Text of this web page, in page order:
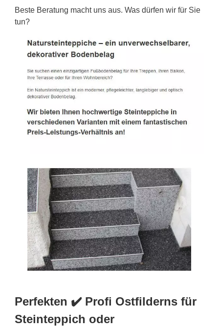
Beste Beratung macht uns aus. Was dürfen wir für Sie
tun?
Perfekten ✔️ Profi Ostfilderns für
Steinteppich oder